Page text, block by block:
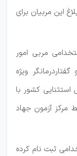
این مربیان برای
مربی امور
ویژه
کشور با
مرکز آزمون جهاد
ثبت نام کرده